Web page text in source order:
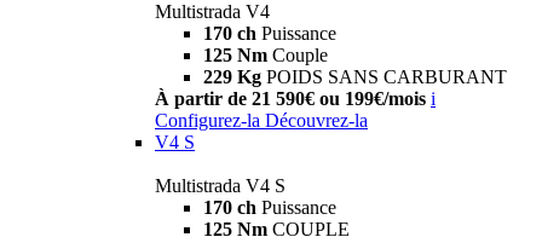
Multistrada V4
170 ch Puissance
125 Nm Couple
229 Kg POIDS SANS CARBURANT
À partir de 21 590€ ou 199€/mois i
Configurez-la Découvrez-la
V4 S
Multistrada V4 S
170 ch Puissance
125 Nm COUPLE